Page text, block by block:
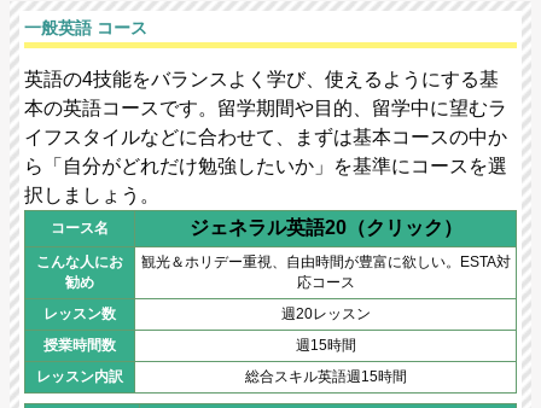
一般英語 コース
英語の4技能をバランスよく学び、使えるようにする基
本の英語コースです。留学期間や目的、留学中に望むラ
イフスタイルなどに合わせて、まずは基本コースの中か
ら「自分がどれだけ勉強したいか」を基準にコースを選
択しましょう。
コース名 ジェネラル英語20（クリック）
こんな人にお
勧め
観光＆ホリデー重視、自由時間が豊富に欲しい。ESTA対
応コース
レッスン数
週20レッスン
授業時間数
週15時間
レッスン内訳
総合スキル英語週15時間